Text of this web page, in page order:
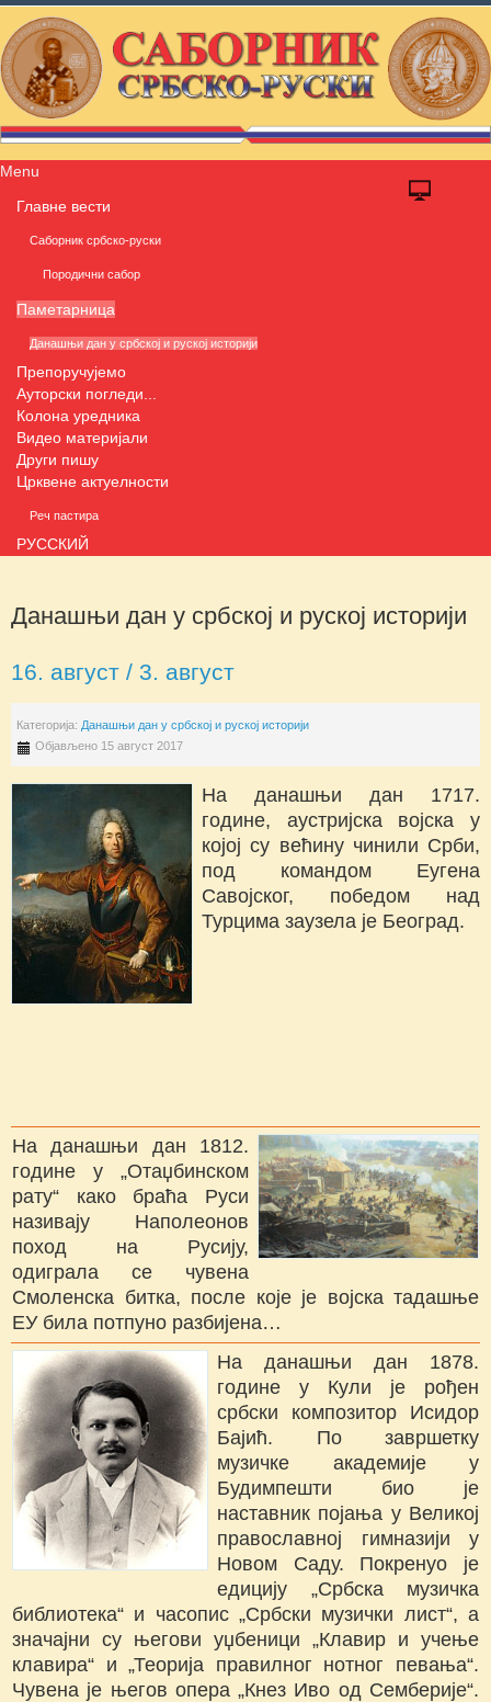
Menu
Главне вести
Саборник србско-руски
Породични сабор
Паметарница
Данашњи дан у србској и руској историји
Препоручујемо
Ауторски погледи...
Колона уредника
Видео материјали
Други пишу
Црквене актуелности
Реч пастира
РУССКИЙ
Данашњи дан у србској и руској историји
16. август / 3. август
Категорија: Данашњи дан у србској и руској историји
Објављено 15 август 2017
На данашњи дан 1717.
године, аустријска војска у
којој су већину чинили Срби,
под командом Еугена
Савојског, победом над
Турцима заузела је Београд.
На данашњи дан 1812.
године у „Отаџбинском
рату“ како браћа Руси
називају Наполеонов
поход на Русију,
одиграла се чувена
Смоленска битка, после које је војска тадашње
ЕУ била потпуно разбијена…
На данашњи дан 1878.
године у Кули је рођен
србски композитор Исидор
Бајић. По завршетку
музичке академије у
Будимпешти био је
наставник појања у Великој
православној гимназији у
Новом Саду. Покренуо је
едицију „Србска музичка
библиотека“ и часопис „Србски музички лист“, а
значајни су његови уџбеници „Клавир и учење
клавира“ и „Теорија правилног нотног певања“.
Чувена је његов опера „Кнез Иво од Семберије“.